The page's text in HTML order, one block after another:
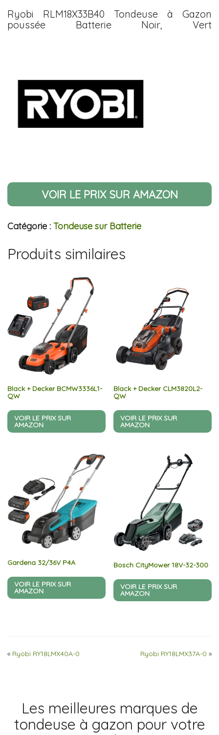
Ryobi RLM18X33B40 Tondeuse à Gazon
poussée Batterie Noir, Vert
VOIR LE PRIX SUR AMAZON
Catégorie : Tondeuse sur Batterie
Produits similaires
Black + Decker BCMW3336L1-
QW
VOIR LE PRIX SUR
AMAZON
Black + Decker CLM3820L2-
QW
VOIR LE PRIX SUR
AMAZON
Gardena 32/36V P4A
VOIR LE PRIX SUR
AMAZON
Bosch CityMower 18V-32-300
VOIR LE PRIX SUR
AMAZON
« Ryobi RY18LMX40A-0 Ryobi RY18LMX37A-0 »
Les meilleures marques de
tondeuse à gazon pour votre